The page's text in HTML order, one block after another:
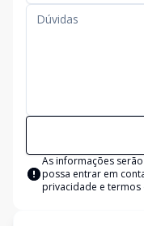
As informações
possa entrar em
privacidade e termos